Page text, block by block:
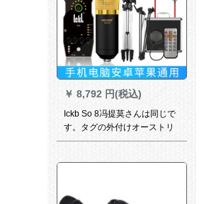
￥ 8,792 円(税込)
Ickb So 8冯提莫さんは同じで
す。タグの外付けオーストリ
アディックの携帯帯生放送音
手にして放送します。